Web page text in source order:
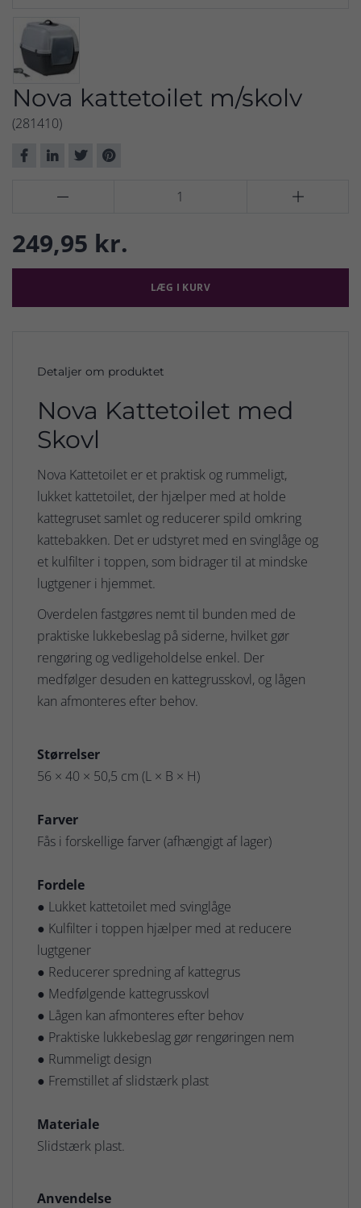
Nova kattetoilet m/skolv
(281410)
 
249,95 kr.
LÆG I KURV
Detaljer om produktet
Nova Kattetoilet med
Skovl
Nova Kattetoilet er et praktisk og rummeligt,
lukket kattetoilet, der hjælper med at holde
kattegruset samlet og reducerer spild omkring
kattebakken. Det er udstyret med en svinglåge og
et kulfilter i toppen, som bidrager til at mindske
lugtgener i hjemmet.
Overdelen fastgøres nemt til bunden med de
praktiske lukkebeslag på siderne, hvilket gør
rengøring og vedligeholdelse enkel. Der
medfølger desuden en kattegrusskovl, og lågen
kan afmonteres efter behov.
Størrelser
56 × 40 × 50,5 cm (L × B × H)
Farver
Fås i forskellige farver (afhængigt af lager)
Fordele
● Lukket kattetoilet med svinglåge
● Kulfilter i toppen hjælper med at reducere
lugtgener
● Reducerer spredning af kattegrus
● Medfølgende kattegrusskovl
● Lågen kan afmonteres efter behov
● Praktiske lukkebeslag gør rengøringen nem
● Rummeligt design
● Fremstillet af slidstærk plast
Materiale
Slidstærk plast.
Anvendelse